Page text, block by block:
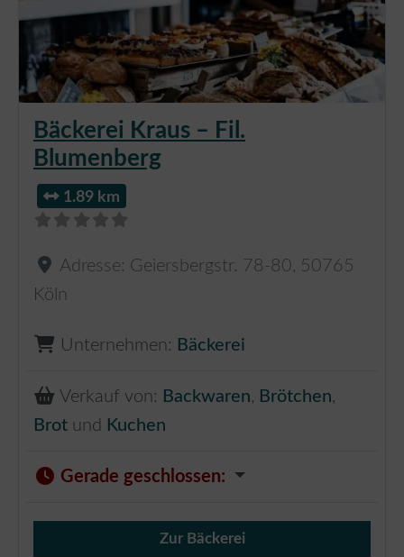
Bäckerei Kraus – Fil.
Blumenberg
1.89 km
Adresse: Geiersbergstr. 78-80, 50765
Köln
Unternehmen: Bäckerei
Verkauf von: Backwaren, Brötchen,
Brot und Kuchen
Gerade geschlossen:
Verkauf von Brötchen,
Zur Bäckerei